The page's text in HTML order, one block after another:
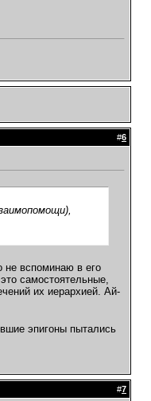
#6
не вспоминаю в его
самостоятельные,
их иерархией. Ай-
эпигоны пытались
#7